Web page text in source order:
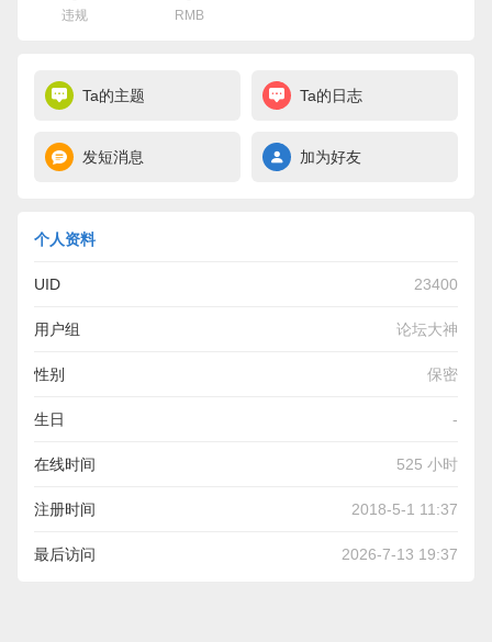
违规 RMB
Ta的主题 Ta的日志
发短消息 加为好友
个人资料
UID 23400
用户组 论坛大神
性别 保密
生日 -
在线时间 525 小时
注册时间 2018-5-1 11:37
最后访问 2026-7-13 19:37